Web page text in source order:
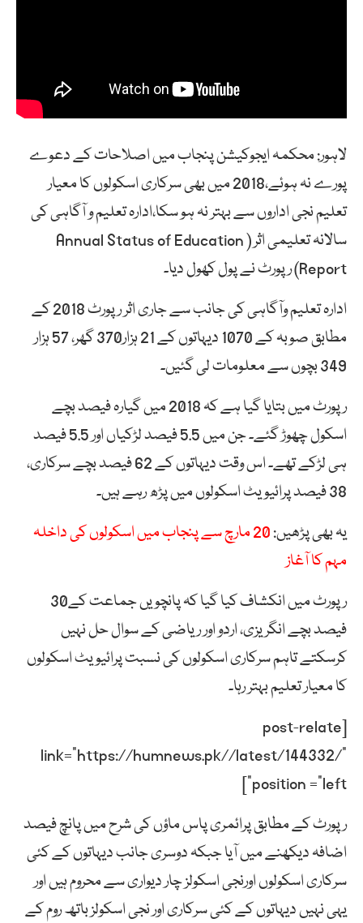
لاہور: محکمہ ایجوکیشن پنجاب میں اصلاحات کے دعوے
پورے نہ ہوئے،2018 میں بھی سرکاری اسکولوں کا معیار
تعلیم نجی اداروں سے بہتر نہ ہو سکا،ادارہ تعلیم و آگاہی کی
سالانہ تعلیمی اثر ( Annual Status of Education
Report) رپورٹ نے پول کھول دیا۔
ادارہ تعلیم وآگاہی کی جانب سے جاری اثر رپورٹ 2018 کے
مطابق صوبہ کے 1070 دیہاتوں کے 21 ہزار370 گھر، 57 ہزار
349 بچوں سے معلومات لی گئیں۔
رپورٹ میں بتایا گیا ہے کہ 2018 میں گیارہ فیصد بچے
اسکول چھوڑ گئے۔ جن میں 5.5 فیصد لڑکیاں اور 5.5 فیصد
ہی لڑکے تھے۔ اس وقت دیہاتوں کے 62 فیصد بچے سرکاری،
38 فیصد پرائیویٹ اسکولوں میں پڑھ رہے ہیں۔
یہ بھی پڑھیں:
20 مارچ سے پنجاب میں اسکولوں کی داخلہ
مہم کا آغاز
رپورٹ میں انکشاف کیا گیا کہ پانچویں جماعت کے30
فیصد بچے انگریزی، اردو اور ریاضی کے سوال حل نہیں
کرسکتے تاہم سرکاری اسکولوں کی نسبت پرائیویٹ اسکولوں
کا معیار تعلیم بہتر رہا۔
[post-relate
link=”https://humnews.pk//latest/144332/”
position =”left”]
رپورٹ کے مطابق پرائمری پاس ماؤں کی شرح میں پانچ فیصد
اضافہ دیکھنے میں آیا جبکہ دوسری جانب دیہاتوں کے کئی
سرکاری اسکولوں اورنجی اسکولز چار دیواری سے محروم ہیں اور
یہی نہیں دیہاتوں کے کئی سرکاری اور نجی اسکولز باتھ روم کے